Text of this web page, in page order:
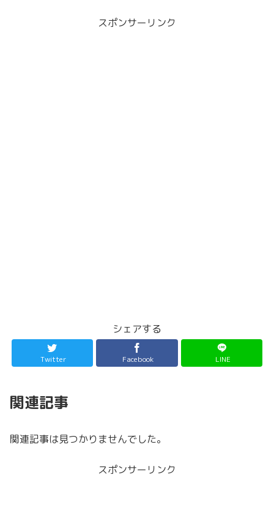
スポンサーリンク
シェアする
Twitter Facebook LINE
関連記事
関連記事は見つかりませんでした。
スポンサーリンク